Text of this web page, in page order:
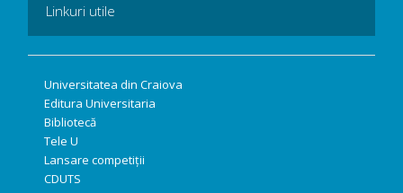
Linkuri utile
Universitatea din Craiova
Editura Universitaria
Bibliotecă
Tele U
Lansare competiții
CDUTS